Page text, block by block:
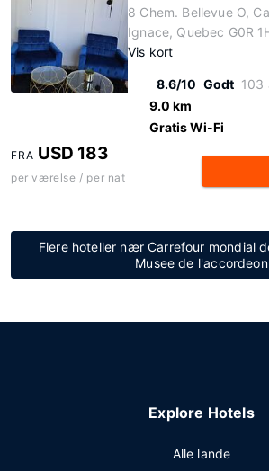
8 Chem. Bellevue O,
Ignace, Quebec G0R
Vis kort
8.6/10 Godt 103
9.0 km
Gratis Wi-Fi
FRA USD 183
per værelse / per nat
Flere hoteller nær Carrefour mondial
Musee de l'accordeon
Explore Hotels
Alle lande